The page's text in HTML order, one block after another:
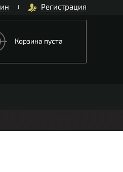
Регистрация
Корзина пуста